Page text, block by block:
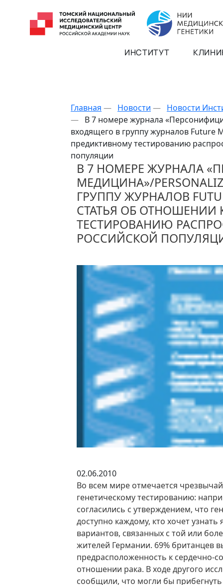
ИНСТИТУТ
Главная — Новости — Новости
— В 7 номере журнала
входящего в группу журналов Future
предиктивному тестированию
популяции
В 7 НОМЕРЕ ЖУРНАЛА
МЕДИЦИНА»/
ГРУППУ ЖУРНАЛОВ
СТАТЬЯ ОБ ОТНОШЕНИИ
ТЕСТИРОВАНИЮ
РОССИЙСКОЙ
02.06.2010
Во всем мире отмечается
генетическому тестированию:
согласились с утверждением, что
доступно каждому, кто хочет
вариантов, связанных с той или
жителей Германии. 69% британцев
предрасположенность к сердечно-
отношении рака. В ходе другого
сообщили, что могли бы